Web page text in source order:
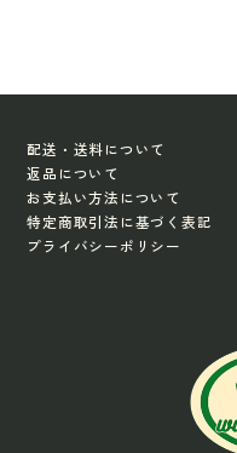
配送・送料について
返品について
お支払い方法について
特定商取引法に基づく表記
プライバシーポリシー